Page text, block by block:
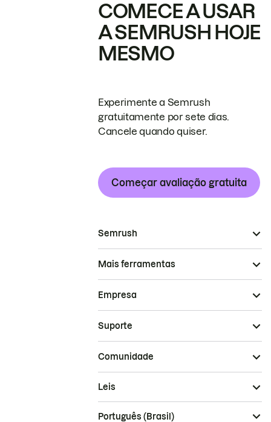
COMECE A USAR
A SEMRUSH HOJE
MESMO
Experimente a Semrush
gratuitamente por sete dias.
Cancele quando quiser.
Começar avaliação gratuita
Semrush
Mais ferramentas
Empresa
Suporte
Comunidade
Leis
Português (Brasil)